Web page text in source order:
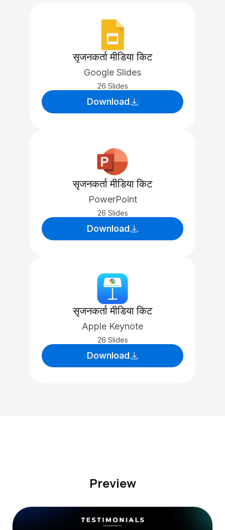
सृजनकर्ता मीडिया किट
Google Slides
26 Slides
Download
सृजनकर्ता मीडिया किट
PowerPoint
26 Slides
Download
सृजनकर्ता मीडिया किट
Apple Keynote
26 Slides
Download
Preview